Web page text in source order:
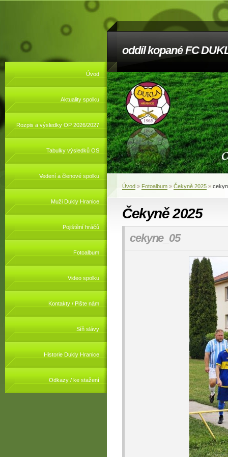
oddíl kopané FC
Úvod
Aktuality spolku
Rozpis a výsledky OP 2026/2027
Tabulky výsledků OS
Vedení a členové spolku
Muži Dukly Hranice
Pojištění hráčů
Fotoalbum
Video spolku
Kontakty / Pište nám
Síň slávy
Historie Dukly Hranice
Odkazy / ke stažení
Úvod » Fotoalbum » Čekyně 2025 »
Čekyně 2025
cekyne_05